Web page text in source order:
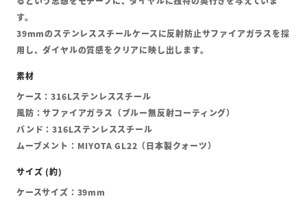
す。
39mmのステンレススチールケースに反射防止サファイアガラスを採
用し、ダイヤルの質感をクリアに映し出します。
ケース：316Lステンレススチール
風防：サファイアガラス（ブルー無反射コーティング）
バンド：316Lステンレススチール
ムーブメント：MIYOTA GL22（日本製クォーツ）
ケースサイズ：39mm